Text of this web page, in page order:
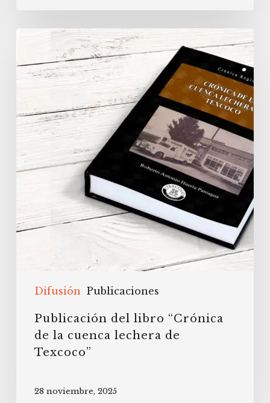
Difusión Publicaciones
Publicación
libro
“Crónica
la
cuenca
de
Texcoco”
Publicación del libro “Crónica
de la cuenca lechera de
Texcoco”
28 noviembre, 2025